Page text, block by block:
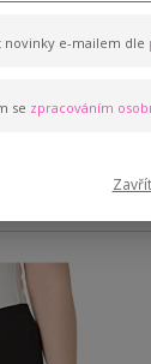
novinky e-mailem dle
se zpracováním
Zavřít